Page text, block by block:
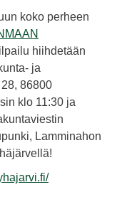
koko perheen
hiihdetään
ja
86800
klo 11:30 ja
Lamminahon